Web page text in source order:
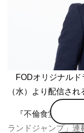
FODオリジナルド
（水）より配信され
『不倫食堂』は、
ランドジャンプ」連